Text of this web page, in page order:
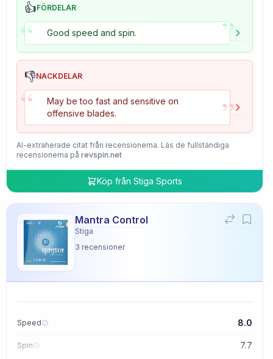
👍FÖRDELAR
“ Good speed and spin. ”
👎NACKDELAR
“
May be too fast and sensitive on
offensive blades.
”
AI-extraherade citat från recensionerna. Läs de fullständiga
recensionerna på revspin.net
Köp från Stiga Sports
Mantra Control
Stiga
3 recensioner
Speed 8.0
Spin 7.7